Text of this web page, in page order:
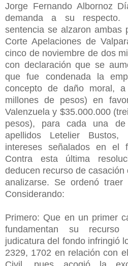
Jorge Fernando Albornoz
demanda a su
sentencia se alzaron ambas
Corte Apelaciones de
cinco de noviembre de dos
con declaración que se
que fue condenada la
concepto de daño moral, a
millones de pesos) en
Valenzuela y $35.000.000
pesos), para cada una
apellidos Letelier
intereses señalados en el
Contra esta última
deducen recurso de
analizarse. Se ordenó
Considerando:
Primero: Que en un primer
fundamentan su
judicatura del fondo infringió
2329, 1702 en relación con